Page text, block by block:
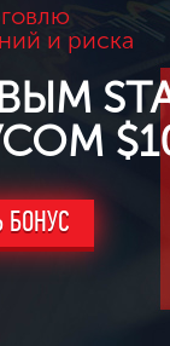
и риска
БОНУС